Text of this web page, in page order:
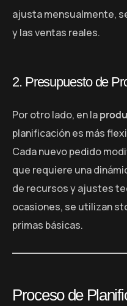
ajusta mensualmente,
y las ventas reales.
2. Presupuesto de
Por otro lado, en la
planificación es más
Cada nuevo pedido
que requiere una
de recursos y ajustes
ocasiones, se utilizan
primas básicas.
Proceso de